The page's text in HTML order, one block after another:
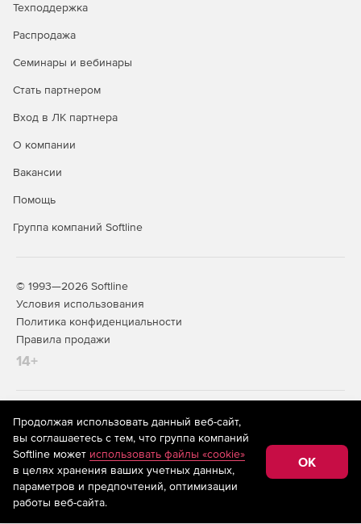
Техподдержка
Распродажа
Семинары и вебинары
Стать партнером
Вход в ЛК партнера
О компании
Вакансии
Помощь
Группа компаний Softline
© 1993—2026 Softline
Условия использования
Политика конфиденциальности
Правила продажи
14+
На информационном ресурсе store.softline.ru применяются
рекомендательные технологии
(информационные технологии
предоставления информации на основе сбора,
систематизации и анализа сведений, относящихся к
предпочтениям пользователей сети «Интернет»,
находящихся на территории Российской Федерации)
Продолжая использовать данный веб-сайт,
вы соглашаетесь с тем, что группа компаний
Softline может использовать файлы «cookie»
в целях хранения ваших учетных данных,
параметров и предпочтений, оптимизации
работы веб-сайта.
OK